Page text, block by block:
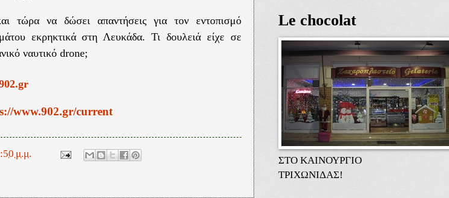
τώρα να δώσει απαντήσεις για τον εντοπισμό
εκρηκτικά στη Λευκάδα. Τι δουλειά είχε σε
ναυτικό drone;
www.902.gr/current
μ.μ.
Le chocolat
ΣΤΟ ΚΑΙΝΟΥΡΓΙΟ
ΤΡΙΧΩΝΙΔΑΣ!